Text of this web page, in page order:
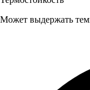
Может выдержать